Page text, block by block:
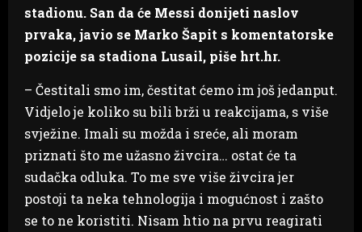
stadionu. San da će Messi donijeti naslov
prvaka, javio se Marko Šapit s komentatorske
pozicije sa stadiona Lusail, piše hrt.hr.
– Čestitali smo im, čestitat ćemo im još jedanput.
Vidjelo je koliko su bili brži u reakcijama, s više
svježine. Imali su možda i sreće, ali moram
priznati što me užasno živcira… ostat će ta
sudačka odluka. To me sve više živcira jer
postoji ta neka tehnologija i mogućnost i zašto
se to ne koristiti. Nisam htio na prvu reagirati